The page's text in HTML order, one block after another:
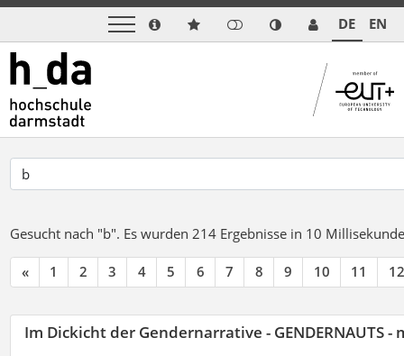
DE EN
Gesucht nach "b". Es wurden 214 Ergebnisse in 10
« 1 2 3 4 5 6 7 8 9 10 11 12
Im Dickicht der Gendernarrative - GENDERNAUTS